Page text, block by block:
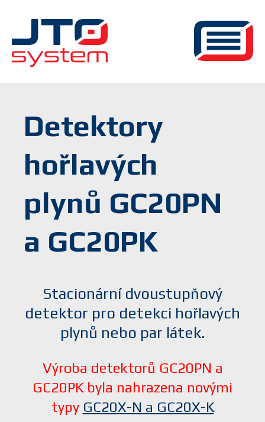
Detektory
hořlavých
plynů GC20PN
a GC20PK
Stacionární dvoustupňový
detektor pro detekci hořlavých
plynů nebo par látek.
Výroba detektorů GC20PN a
GC20PK byla nahrazena novými
typy GC20X-N a GC20X-K